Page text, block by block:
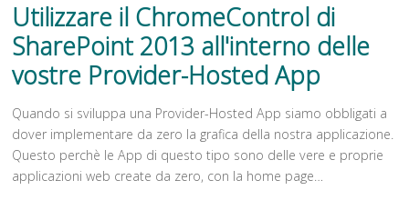
Utilizzare il ChromeControl di
SharePoint 2013 all'interno delle
vostre Provider-Hosted App
Quando si sviluppa una Provider-Hosted App siamo obbligati a
dover implementare da zero la grafica della nostra applicazione.
Questo perchè le App di questo tipo sono delle vere e proprie
applicazioni web create da zero, con la home page…